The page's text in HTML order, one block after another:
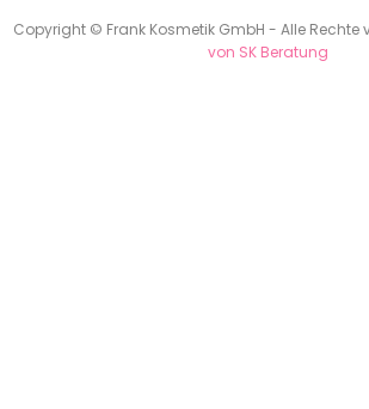
Copyright © Frank Kosmetik GmbH - Alle Rechte
von SK Beratung